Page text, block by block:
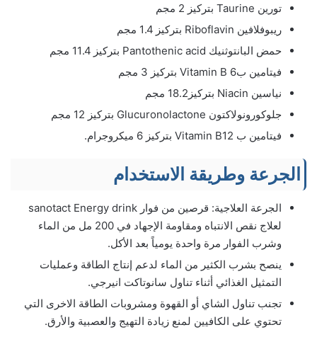
تورين Taurine بتركيز 2 مجم
ريبوفلافين Riboflavin بتركيز 1.4 مجم
حمض البانتوثنيك Pantothenic acid بتركيز 11.4 مجم
فيتامين ب6 Vitamin B بتركيز 3 مجم
نياسين Niacin بتركيز18.2 مجم
جلوكورونولاكتون Glucuronolactone بتركيز 12 مجم
فيتامين ب Vitamin B12 بتركيز 6 ميكروجرام.
الجرعة وطريقة الاستخدام
الجرعة العلاجية: قرصين من فوار sanotact Energy drink
لعلاج نقص الانتباه ومقاومة الإجهاد في 200 مل من الماء
وشرب الفوار مرة واحدة يومياً بعد الأكل.
ينصح بشرب الكثير من الماء لدعم إنتاج الطاقة وعمليات
التمثيل الغذائي أثناء تناول سانوتاكت انيرجي.
تجنب تناول الشاي أو القهوة ومشروبات الطاقة الاخرى التي
تحتوي على الكافيين لمنع زيادة التهيج والعصبية والأرق.